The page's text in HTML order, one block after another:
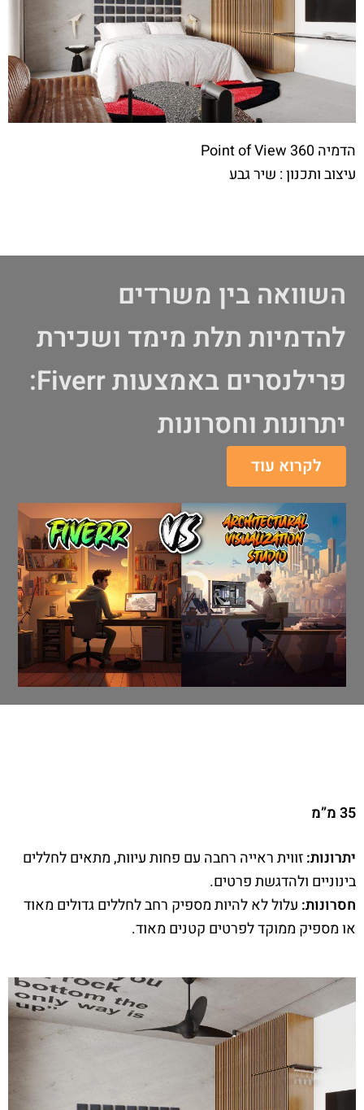
הדמיה Point of View 360
עיצוב ותכנון : שיר גבע
השוואה בין משרדים
להדמיות תלת מימד ושכירת
פרילנסרים באמצעות Fiverr:
יתרונות וחסרונות
לקרוא עוד
35 מ”מ
יתרונות:זווית ראייה רחבה עם פחות עיוות, מתאים לחללים
בינוניים ולהדגשת פרטים.
חסרונות: עלול לא להיות מספיק רחב לחללים גדולים מאוד
או מספיק ממוקד לפרטים קטנים מאוד.